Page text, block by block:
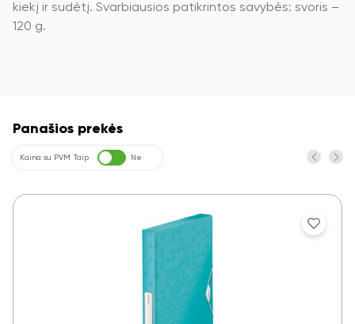
kiekį ir sudėtį. Svarbiausios patikrintos savybės: svoris –
120 g.
Panašios prekės
Kaina su PVM Taip Ne